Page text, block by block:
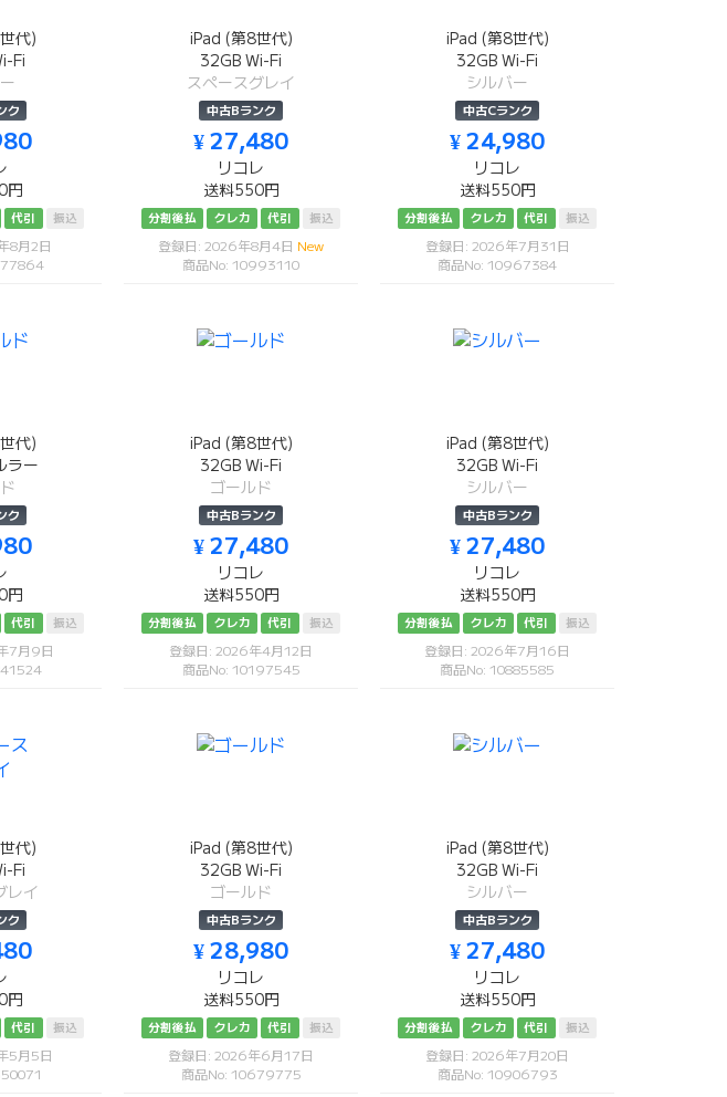
代)
Fi
ク
円
代引 振込
8月2日
iPad (第8世代)
32GB Wi-Fi
スペースグレイ
中古Bランク
¥ 27,480
リコレ
送料550円
分割後払 クレカ 代引 振込
登録日: 2026年8月4日 New
商品No: 10993110
iPad (第8世代)
32GB Wi-Fi
シルバー
中古Cランク
¥ 24,980
リコレ
送料550円
分割後払 クレカ 代引 振込
登録日: 2026年7月31日
商品No: 10967384
代)
ラー
ク
円
代引 振込
7月9日
iPad (第8世代)
32GB Wi-Fi
ゴールド
中古Bランク
¥ 27,480
リコレ
送料550円
分割後払 クレカ 代引 振込
登録日: 2026年4月12日
商品No: 10197545
iPad (第8世代)
32GB Wi-Fi
シルバー
中古Bランク
¥ 27,480
リコレ
送料550円
分割後払 クレカ 代引 振込
登録日: 2026年7月16日
商品No: 10885585
代)
Fi
レイ
ク
円
代引 振込
5月5日
iPad (第8世代)
32GB Wi-Fi
ゴールド
中古Bランク
¥ 28,980
リコレ
送料550円
分割後払 クレカ 代引 振込
登録日: 2026年6月17日
商品No: 10679775
iPad (第8世代)
32GB Wi-Fi
シルバー
中古Bランク
¥ 27,480
リコレ
送料550円
分割後払 クレカ 代引 振込
登録日: 2026年7月20日
商品No: 10906793